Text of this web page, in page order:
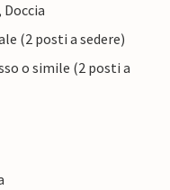
Doccia
(2 posti a sedere)
o simile (2 posti a